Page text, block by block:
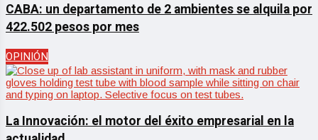
CABA: un departamento de 2 ambientes se alquila por
422.502 pesos por mes
OPINIÓN
La Innovación: el motor del éxito empresarial en la